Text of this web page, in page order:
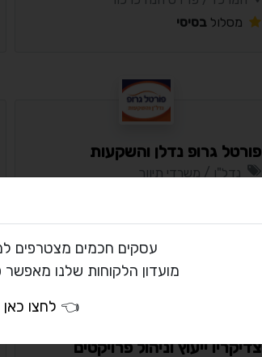
מסלול בסיסי
פורטל גרופ נדלן והשקעות
נדל"ן / משרדי תיווך
צדיקריו ייעוץ וניהול פרויקטים
עסקים חכמים מצטרפים
מועדון הלקוחות שלנו
👈 לחצו